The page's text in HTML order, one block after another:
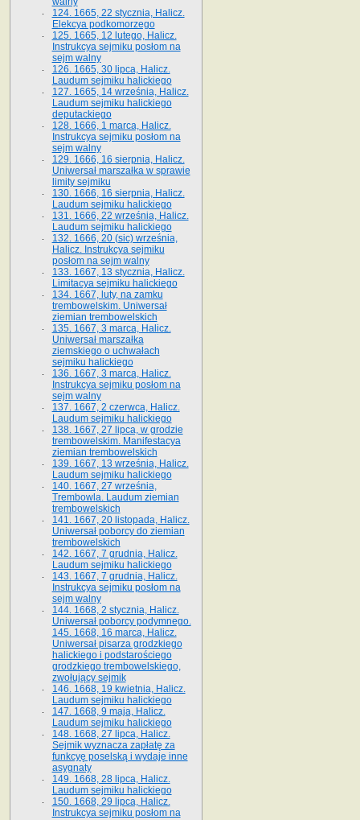
124. 1665, 22 stycznia, Halicz.
Elekcya podkomorzego
125. 1665, 12 lutego, Halicz.
Instrukcya sejmiku posłom na
sejm walny
126. 1665, 30 lipca, Halicz.
Laudum sejmiku halickiego
127. 1665, 14 września, Halicz.
Laudum sejmiku halickiego
deputackiego
128. 1666, 1 marca, Halicz.
Instrukcya sejmiku posłom na
sejm walny
129. 1666, 16 sierpnia, Halicz.
Uniwersał marszałka w sprawie
limity sejmiku
130. 1666, 16 sierpnia, Halicz.
Laudum sejmiku halickiego
131. 1666, 22 września, Halicz.
Laudum sejmiku halickiego
132. 1666, 20 (sic) września,
Halicz. Instrukcya sejmiku
posłom na sejm walny
133. 1667, 13 stycznia, Halicz.
Limitacya sejmiku halickiego
134. 1667, luty, na zamku
trembowelskim. Uniwersał
ziemian trembowelskich
135. 1667, 3 marca, Halicz.
Uniwersał marszałka
ziemskiego o uchwałach
sejmiku halickiego
136. 1667, 3 marca, Halicz.
Instrukcya sejmiku posłom na
sejm walny
137. 1667, 2 czerwca, Halicz.
Laudum sejmiku halickiego
138. 1667, 27 lipca, w grodzie
trembowelskim. Manifestacya
ziemian trembowelskich
139. 1667, 13 września, Halicz.
Laudum sejmiku halickiego
140. 1667, 27 września,
Trembowla. Laudum ziemian
trembowelskich
141. 1667, 20 listopada, Halicz.
Uniwersał poborcy do ziemian
trembowelskich
142. 1667, 7 grudnia, Halicz.
Laudum sejmiku halickiego
143. 1667, 7 grudnia, Halicz.
Instrukcya sejmiku posłom na
sejm walny
144. 1668, 2 stycznia, Halicz.
Uniwersał poborcy podymnego.
145. 1668, 16 marca, Halicz.
Uniwersał pisarza grodzkiego
halickiego i podstarościego
grodzkiego trembowelskiego,
zwołujący sejmik
146. 1668, 19 kwietnia, Halicz.
Laudum sejmiku halickiego
147. 1668, 9 maja, Halicz.
Laudum sejmiku halickiego
148. 1668, 27 lipca, Halicz.
Sejmik wyznacza zapłatę za
funkcyę poselską i wydaje inne
asygnaty
149. 1668, 28 lipca, Halicz.
Laudum sejmiku halickiego
150. 1668, 29 lipca, Halicz.
Instrukcya sejmiku posłom na